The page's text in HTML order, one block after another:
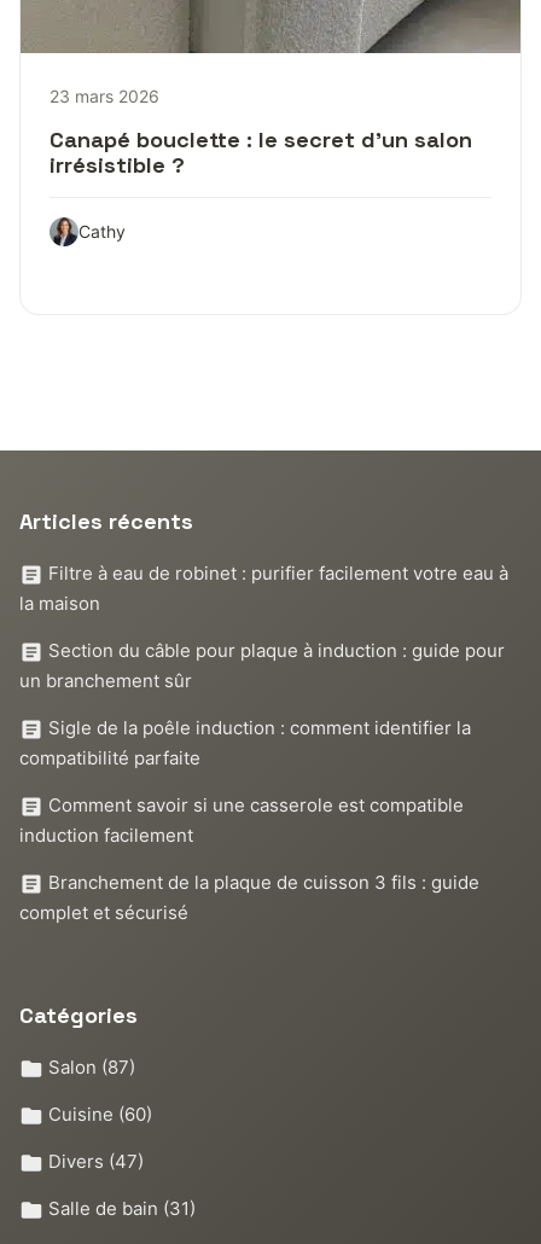
23 mars 2026
Canapé bouclette : le secret d’un salon
irrésistible ?
Cathy
Articles récents
Filtre à eau de robinet : purifier facilement votre eau à
la maison
Section du câble pour plaque à induction : guide pour
un branchement sûr
Sigle de la poêle induction : comment identifier la
compatibilité parfaite
Comment savoir si une casserole est compatible
induction facilement
Branchement de la plaque de cuisson 3 fils : guide
complet et sécurisé
Catégories
Salon (87)
Cuisine (60)
Divers (47)
Salle de bain (31)